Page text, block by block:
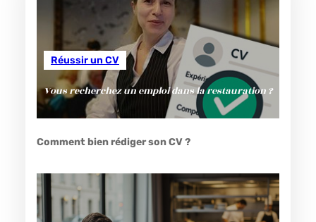
Réussir un CV
Vous recherchez un emploi dans la restauration ?
Comment bien rédiger son CV ?